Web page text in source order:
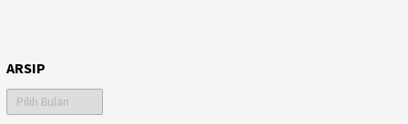
ARSIP
Arsip